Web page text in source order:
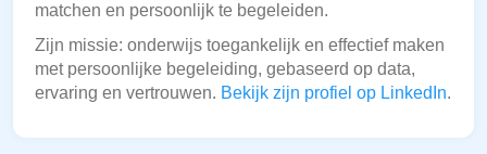
matchen en persoonlijk te begeleiden.
Zijn missie: onderwijs toegankelijk en effectief maken
met persoonlijke begeleiding, gebaseerd op data,
ervaring en vertrouwen. Bekijk zijn profiel op LinkedIn.